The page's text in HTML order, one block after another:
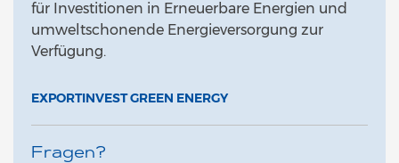
für Investitionen in Erneuerbare Energien und
umweltschonende Energieversorgung zur
Verfügung.
EXPORTINVEST GREEN ENERGY
Fragen?